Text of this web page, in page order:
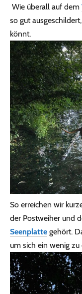
Wie überall auf dem
so gut
könnt.
So erreichen wir
der Postweiher und
Seenplatte gehört.
um sich ein wenig zu